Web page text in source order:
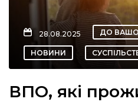
новини
28.08.2025 ДО
НОВИНИ
ВПО, які